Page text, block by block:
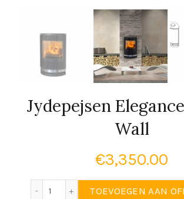
Jydepejsen
Wall
€3,350.00
TOEVOEGEN AAN